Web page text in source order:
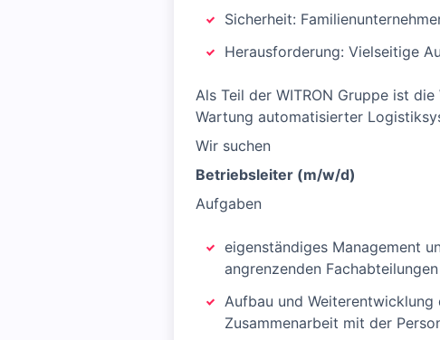
Sicherheit:
Herausforderung: Vielseitige
Als Teil der WITRON Gruppe ist
Wartung automatisierter
Wir suchen
Betriebsleiter (m/w/d)
Aufgaben
eigenständiges Management
angrenzenden
Aufbau und Weiterentwicklung
Zusammenarbeit mit der